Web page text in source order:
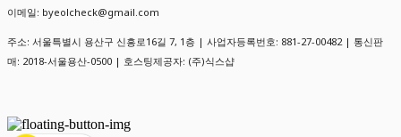
이메일: byeolcheck@gmail.com
주소: 서울특별시 용산구 신흥로16길 7, 1층 | 사업자등록번호: 881-27-00482 | 통신판
매: 2018-서울용산-0500 | 호스팅제공자: (주)식스샵